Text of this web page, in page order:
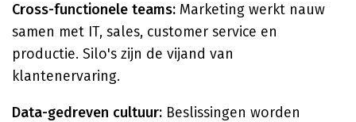
Cross-functionele teams: Marketing werkt nauw
samen met IT, sales, customer service en
productie. Silo's zijn de vijand van
klantenervaring.
Data-gedreven cultuur: Beslissingen worden